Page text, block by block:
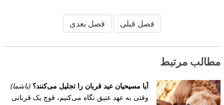
فصل قبلی فصل بعدی
مطالب مرتبط
آیا مسیحیان عید قربان را تجلیل می‌‌کنند؟ (باشما)
وقتی به عهد عتیق نگاه می‌‌کنیم، قوچ یک قربانی